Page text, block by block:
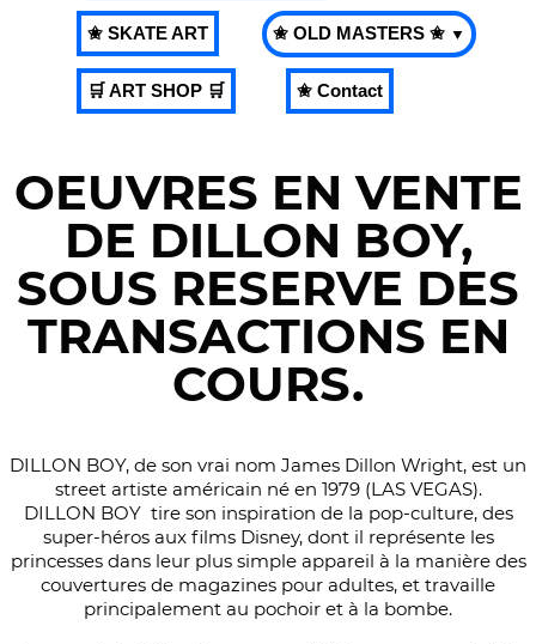
✬ SKATE ART ✬ OLD MASTERS ✬ ▼
🛒 ART SHOP 🛒 ✬ Contact
OEUVRES EN VENTE
DE DILLON BOY,
SOUS RESERVE DES
TRANSACTIONS EN
COURS.
DILLON BOY, de son vrai nom James Dillon Wright, est un
street artiste américain né en 1979 (LAS VEGAS).
DILLON BOY tire son inspiration de la pop-culture, des
super-héros aux films Disney, dont il représente les
princesses dans leur plus simple appareil à la manière des
couvertures de magazines pour adultes, et travaille
principalement au pochoir et à la bombe.